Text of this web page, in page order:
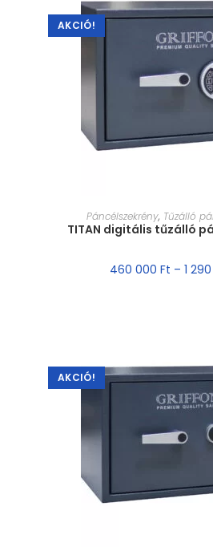
AKCIÓ!
MÉRET
Páncélszekrény, Tűzálló
TITAN digitális tűzálló
460 000 Ft – 1
AKCIÓ!